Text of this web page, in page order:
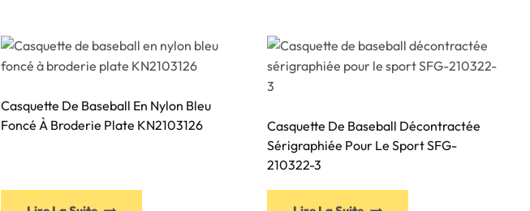
Casquette De Baseball En Nylon Bleu
Foncé À Broderie Plate KN2103126
Casquette De Baseball Décontractée
Sérigraphiée Pour Le Sport SFG-
210322-3